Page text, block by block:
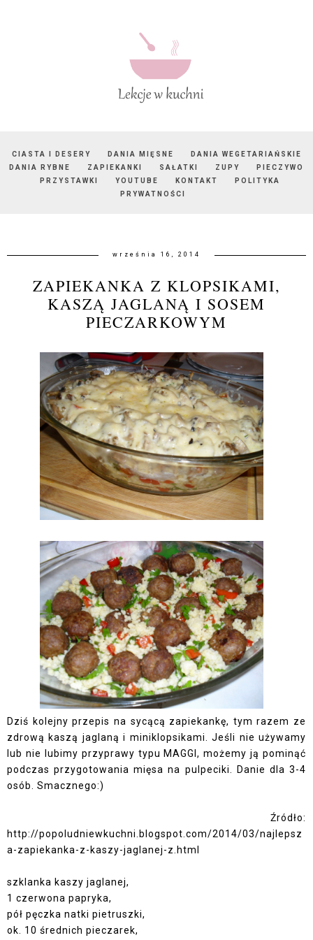
CIASTA I DESERY DANIA MIĘSNE
DANIA WEGETARIAŃSKIE
DANIA RYBNE
ZAPIEKANKI SAŁATKI ZUPY
PIECZYWO
PRZYSTAWKI
YOUTUBE KONTAKT
POLITYKA
PRYWATNOŚCI
września 16, 2014
ZAPIEKANKA Z KLOPSIKAMI,
KASZĄ JAGLANĄ I SOSEM
PIECZARKOWYM
Dziś kolejny przepis na sycącą zapiekankę, tym razem ze
zdrową kaszą jaglaną i miniklopsikami. Jeśli nie używamy
lub nie lubimy przyprawy typu MAGGI, możemy ją pominąć
podczas przygotowania mięsa na pulpeciki. Danie dla 3-4
osób. Smacznego:)
Źródło:
http://popoludniewkuchni.blogspot.com/2014/03/najlepsz
a-zapiekanka-z-kaszy-jaglanej-z.html
szklanka kaszy jaglanej,
1 czerwona papryka,
pół pęczka natki pietruszki,
ok. 10 średnich pieczarek,